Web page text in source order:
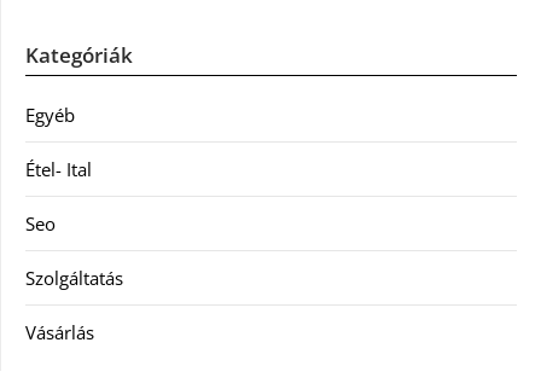
Kategóriák
Egyéb
Étel- Ital
Seo
Szolgáltatás
Vásárlás